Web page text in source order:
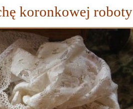
koronkowej roboty